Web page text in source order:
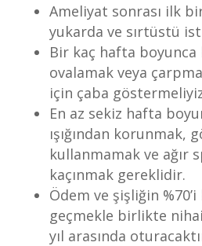
Ameliyat sonrası ilk
yukarda ve sırtüstü
Bir kaç hafta
ovalamak veya
için çaba
En az sekiz hafta
ışığından korunmak,
kullanmamak ve ağır
kaçınmak gereklidir.
Ödem ve şişliğin
geçmekle birlikte
yıl arasında